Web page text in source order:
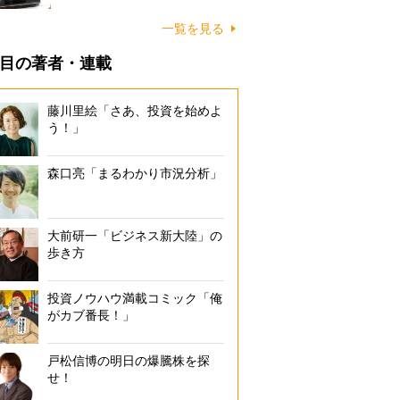
一覧を見る
の著者・連載
藤川里絵「さあ、投資を始めよ
う！」
森口亮「まるわかり市況分析」
大前研一「ビジネス新大陸」の
歩き方
投資ノウハウ満載コミック「俺
がカブ番長！」
戸松信博の明日の爆騰株を探
せ！